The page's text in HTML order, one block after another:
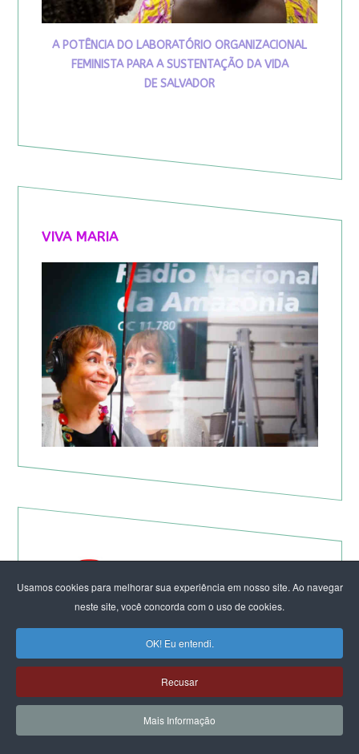
Usamos cookies para melhorar sua experiência em nosso site. Ao navegar
neste site, você concorda com o uso de cookies.
OK! Eu entendi.
Recusar
Mais Informação
A POTÊNCIA DO LABORATÓRIO ORGANIZACIONAL
FEMINISTA PARA A SUSTENTAÇÃO DA VIDA
DE SALVADOR
VIVA MARIA
Não à Guerra Imperialista!